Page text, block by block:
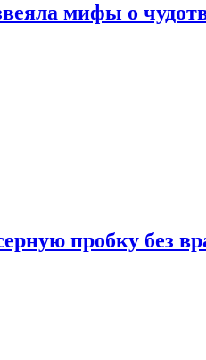
мифы о
пробку без